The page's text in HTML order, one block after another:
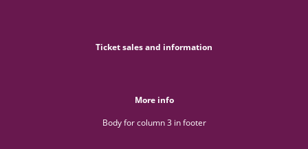
Ticket sales and information
More info
Body for column 3 in footer